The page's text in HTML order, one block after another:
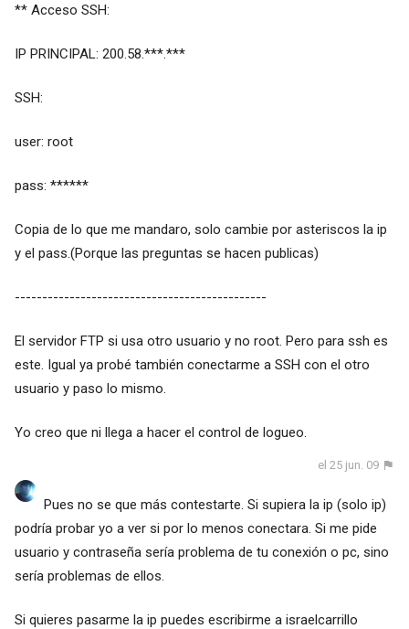
** Acceso SSH:
IP PRINCIPAL: 200.58.***.***
SSH:
user: root
pass: ******
Copia de lo que me mandaro, solo cambie por asteriscos la ip
y el pass.(Porque las preguntas se hacen publicas)
----------------------------------------------
El servidor FTP si usa otro usuario y no root. Pero para ssh es
este. Igual ya probé también conectarme a SSH con el otro
usuario y paso lo mismo.
Yo creo que ni llega a hacer el control de logueo.
el 25 jun. 09
Pues no se que más contestarte. Si supiera la ip (solo ip)
podría probar yo a ver si por lo menos conectara. Si me pide
usuario y contraseña sería problema de tu conexión o pc, sino
sería problemas de ellos.
Si quieres pasarme la ip puedes escribirme a israelcarrillo